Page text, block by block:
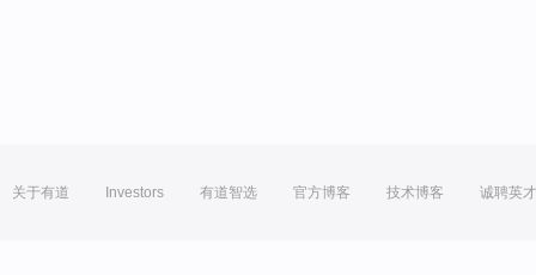
关于有道 Investors 有道智选 官方博客 技术博客 诚聘英才